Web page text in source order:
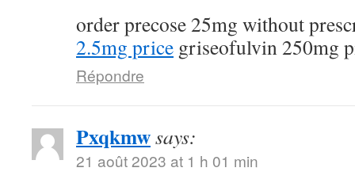
order precose 25mg without
2.5mg price griseofulvin 250mg
Répondre
Pxqkmwsays:
21 août 2023 at 1 h 01 min